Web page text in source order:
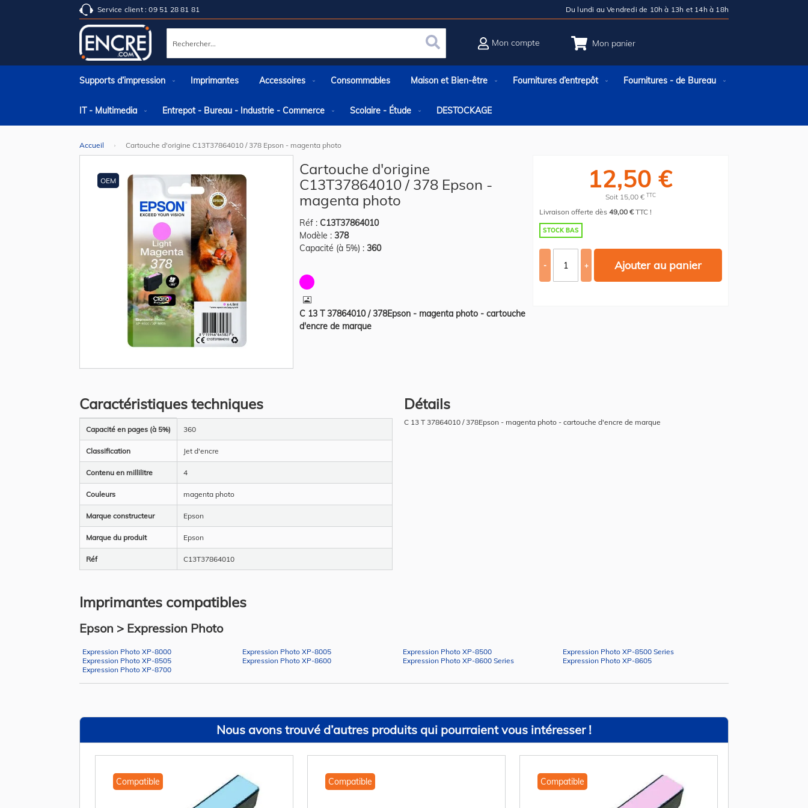
Service client : 09 51 28 81 81 Du lundi au Vendredi de 10h à 13h et 14h à 18h
Mon panier
Rechercher Rechercher
Mon compte
Supports d’impression Imprimantes Accessoires Consommables Maison et Bien-être Fournitures d’entrepôt Fournitures - de Bureau
IT - Multimedia Entrepot - Bureau - Industrie - Commerce Scolaire - Étude DESTOCKAGE
Accueil
Cartouche d'origine C13T37864010 / 378 Epson - magenta photo
beginning
of
the
images
gallery
OEM
Cartouche d'origine
C13T37864010 / 378 Epson -
magenta photo
Réf : C13T37864010
Modèle : 378
Capacité (à 5%) : 360
C 13 T 37864010 / 378Epson - magenta photo - cartouche
d'encre de marque
12,50 €
Soit 15,00 € TTC
Livraison offerte dès49,00 €TTC !
STOCK BAS
- + Ajouter au panier
Caractéristiques techniques
d’information
Capacité en pages (à 5%) 360
Classification Jet d'encre
Contenu en millilitre 4
Couleurs magenta photo
Marque constructeur Epson
Marque du produit Epson
Réf C13T37864010
Détails
C 13 T 37864010 / 378Epson - magenta photo - cartouche d'encre de marque
Imprimantes compatibles
Epson > Expression Photo
Expression Photo XP-8000 Expression Photo XP-8005 Expression Photo XP-8500
Expression Photo XP-8500 Series
Expression Photo XP-8505
Expression Photo XP-8600 Expression Photo XP-8600 Series
Expression Photo XP-8605
Expression Photo XP-8700
Nous avons trouvé d’autres produits qui pourraient vous intéresser !
Compatible Compatible Compatible